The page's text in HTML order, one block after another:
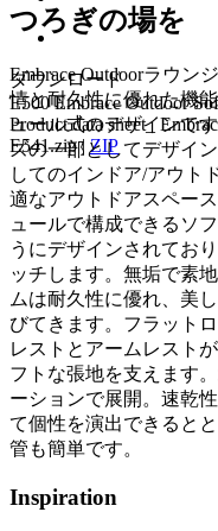
ダウンロード
E500 Embrace Outdoor
Product data sheet_
E541.zip| ZIP
つろぎの場を
Embrace Outdoorラウン
情と耐久性に優れた機
ュール式のデザインです
ズの一部としてデザイ
してのインドア/アウト
適なアウトドアスペー
ュールで構成できるソ
うにデザインされてお
ッチします。無垢で素
ムは耐久性に優れ、美
びてきます。フラット
レストとアームレスト
フトな張地を支えます
ーションで展開。速乾
て個性を演出できると
管も簡単です。
Inspiration